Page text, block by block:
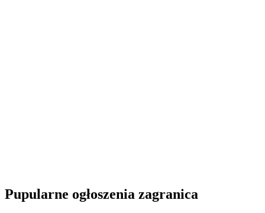
Pupularne ogłoszenia zagranica